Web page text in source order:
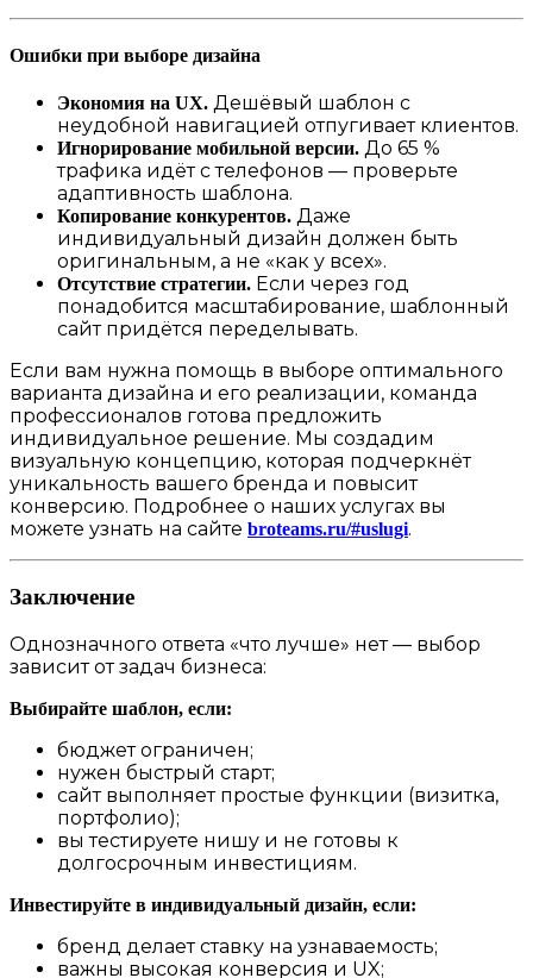
Ошибки при выборе дизайна
Экономия на UX. Дешёвый шаблон с
неудобной навигацией отпугивает клиентов.
Игнорирование мобильной версии. До 65 %
трафика идёт с телефонов — проверьте
адаптивность шаблона.
Копирование конкурентов. Даже
индивидуальный дизайн должен быть
оригинальным, а не «как у всех».
Отсутствие стратегии. Если через год
понадобится масштабирование, шаблонный
сайт придётся переделывать.
Если вам нужна помощь в выборе оптимального
варианта дизайна и его реализации, команда
профессионалов готова предложить
индивидуальное решение. Мы создадим
визуальную концепцию, которая подчеркнёт
уникальность вашего бренда и повысит
конверсию. Подробнее о наших услугах вы
можете узнать на сайте broteams.ru/#uslugi.
Заключение
Однозначного ответа «что лучше» нет — выбор
зависит от задач бизнеса:
Выбирайте шаблон, если:
бюджет ограничен;
нужен быстрый старт;
сайт выполняет простые функции (визитка,
портфолио);
вы тестируете нишу и не готовы к
долгосрочным инвестициям.
Инвестируйте в индивидуальный дизайн, если:
бренд делает ставку на узнаваемость;
важны высокая конверсия и UX;